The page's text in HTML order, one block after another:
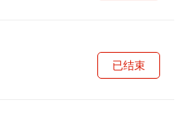
已结束